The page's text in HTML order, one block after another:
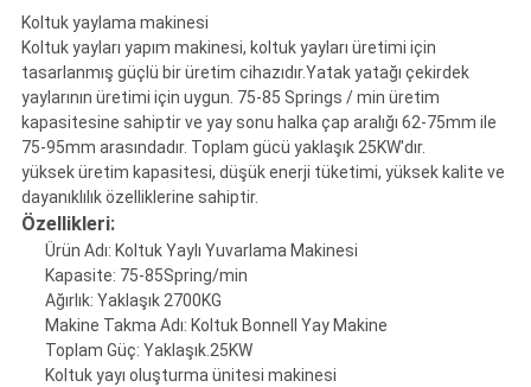
Koltuk yaylama makinesi
Koltuk yayları yapım makinesi, koltuk yayları üretimi için
tasarlanmış güçlü bir üretim cihazıdır.Yatak yatağı çekirdek
yaylarının üretimi için uygun. 75-85 Springs / min üretim
kapasitesine sahiptir ve yay sonu halka çap aralığı 62-75mm ile
75-95mm arasındadır. Toplam gücü yaklaşık 25KW'dır.
yüksek üretim kapasitesi, düşük enerji tüketimi, yüksek kalite ve
dayanıklılık özelliklerine sahiptir.
Özellikleri:
Ürün Adı: Koltuk Yaylı Yuvarlama Makinesi
Kapasite: 75-85Spring/min
Ağırlık: Yaklaşık 2700KG
Makine Takma Adı: Koltuk Bonnell Yay Makine
Toplam Güç: Yaklaşık.25KW
Koltuk yayı oluşturma ünitesi makinesi